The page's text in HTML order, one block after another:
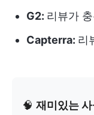
G2: 리뷰가
Capterra: 리
🧠 재미있는